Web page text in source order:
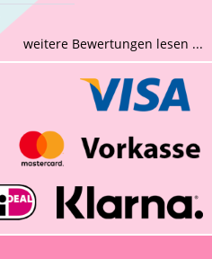
weitere Bewertungen lesen ...